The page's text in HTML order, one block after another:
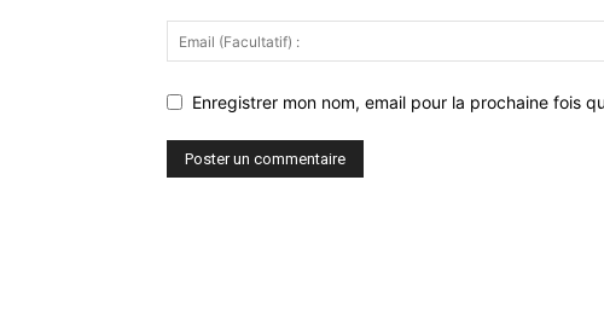
Enregistrer mon nom, email pour la prochaine fois